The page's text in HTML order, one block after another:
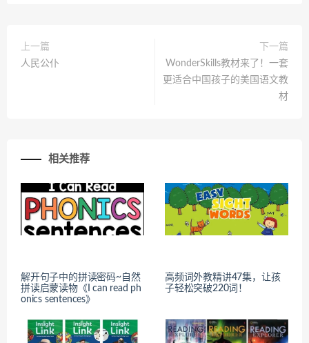
上一篇
人民公仆
下一篇
WonderSkills教材来了！一套
更适合中国孩子的美国语文教
材
相关推荐
解开句子中的拼读密码~自然
拼读启蒙读物《I can read ph
onics sentences》
高频词外教精讲47集，让孩
子轻松突破220词！